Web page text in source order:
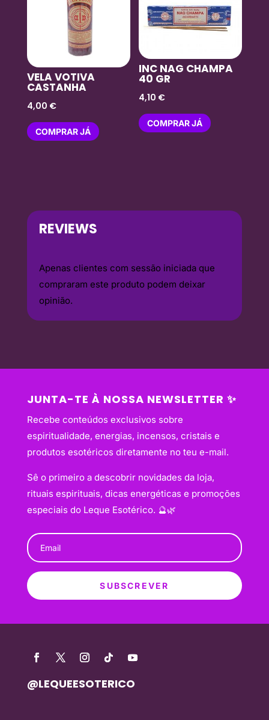
VELA VOTIVA
CASTANHA
4,00 €
COMPRAR JÁ
INC NAG CHAMPA
40 GR
4,10 €
COMPRAR JÁ
REVIEWS
Apenas clientes com sessão iniciada que
compraram este produto podem deixar
opinião.
JUNTA-TE À NOSSA NEWSLETTER ✨
Recebe conteúdos exclusivos sobre
espiritualidade, energias, incensos, cristais e
produtos esotéricos diretamente no teu e-mail.
Sê o primeiro a descobrir novidades da loja,
rituais espirituais, dicas energéticas e promoções
especiais do Leque Esotérico. 🔮🌿
SUBSCREVER
@LEQUEESOTERICO